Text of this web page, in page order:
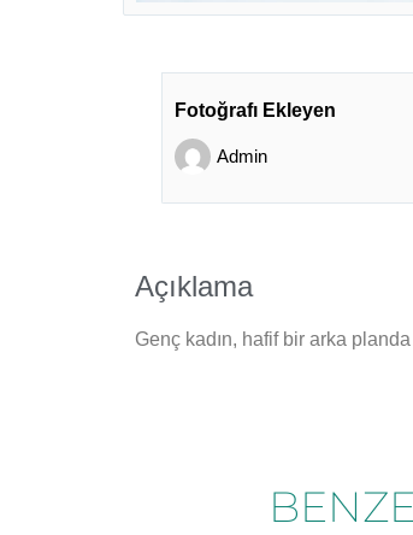
Fotoğrafı Ekleyen
Admin
Açıklama
Genç kadın, hafif bir arka